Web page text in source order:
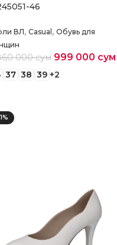
46
ВЛ, Casual , Обувь для
000сум 999 000 сум
37 38 39 +2